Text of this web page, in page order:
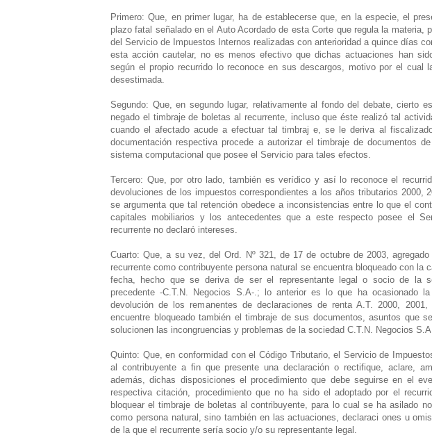
Primero: Que, en primer lugar, ha de establecerse que, en la especie, el
plazo fatal señalado en el Auto Acordado de esta Corte que regula la materia,
del Servicio de Impuestos Internos realizadas con anterioridad a quince días
esta acción cautelar, no es menos efectivo que dichas actuaciones han
según el propio recurrido lo reconoce en sus descargos, motivo por el cual
desestimada.
Segundo: Que, en segundo lugar, relativamente al fondo del debate, cierto
negado el timbraje de boletas al recurrente, incluso que éste realizó tal
cuando el afectado acude a efectuar tal timbraj e, se le deriva al
documentación respectiva procede a autorizar el timbraje de documentos
sistema computacional que posee el Servicio para tales efectos.
Tercero: Que, por otro lado, también es verídico y así lo reconoce el
devoluciones de los impuestos correspondientes a los años tributarios 2000,
se argumenta que tal retención obedece a inconsistencias entre lo que el
capitales mobiliarios y los antecedentes que a este respecto posee el
recurrente no declaró intereses.
Cuarto: Que, a su vez, del Ord. Nº 321, de 17 de octubre de 2003,
recurrente como contribuyente persona natural se encuentra bloqueado con la
fecha, hecho que se deriva de ser el representante legal o socio de la
precedente -C.T.N. Negocios S.A-.; lo anterior es lo que ha ocasionado
devolución de los remanentes de declaraciones de renta A.T. 2000,
encuentre bloqueado también el timbraje de sus documentos, asuntos que
solucionen las incongruencias y problemas de la sociedad C.T.N. Negocios S.A..
Quinto: Que, en conformidad con el Código Tributario, el Servicio de
al contribuyente a fin que presente una declaración o rectifique, aclare,
además, dichas disposiciones el procedimiento que debe seguirse en el
respectiva citación, procedimiento que no ha sido el adoptado por el
bloquear el timbraje de boletas al contribuyente, para lo cual se ha asilado
como persona natural, sino también en las actuaciones, declaraci ones u
de la que el recurrente sería socio y/o su representante legal.